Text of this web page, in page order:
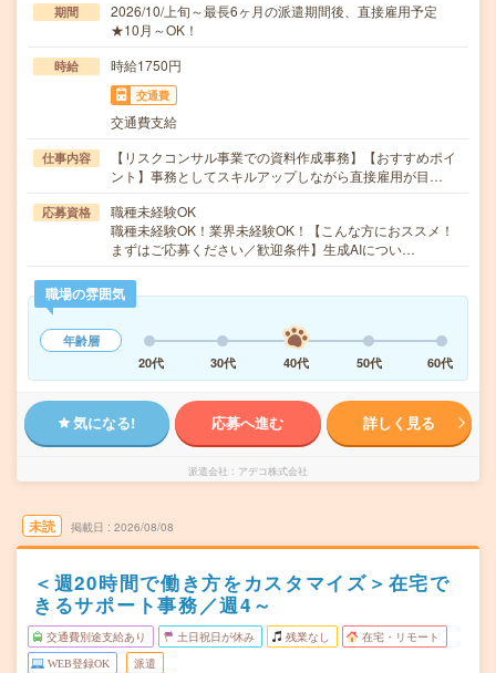
期間
2026/10/上旬～最長6ヶ月の派遣期間後、直接雇用予定
★10月～OK！
時給 時給1750円
交通費
交通費支給
仕事内容
【リスクコンサル事業での資料作成事務】【おすすめポイ
ント】事務としてスキルアップしながら直接雇用が目…
応募資格
職種未経験OK
職種未経験OK！業界未経験OK！【こんな方におススメ！
まずはご応募ください／歓迎条件】生成AIについ…
職場の雰囲気
年齢層
20代
30代 40代 50代 60代
気になる! 応募へ進む 詳しく見る
派遣会社 アデコ株式会社
未読 掲載日 2026/08/08
＜週20時間で働き方をカスタマイズ＞在宅で
きるサポート事務／週4～
交通費別途支給あり 土日祝日が休み 残業なし 在宅・リモート
WEB登録OK 派遣